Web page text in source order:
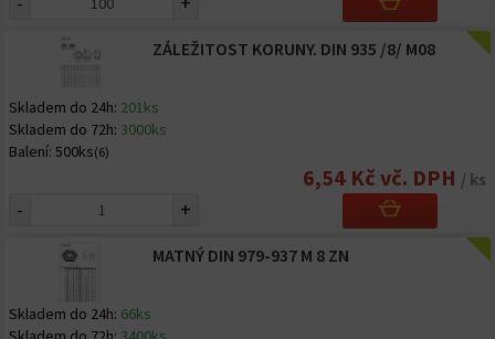
ZÁLEŽITOST KORUNY. DIN 935 /8/ M08
Skladem do 24h: 201ks
Skladem do 72h: 3000ks
Balení: 500ks(6)
6,54 Kč vč. DPH / ks
- +
MATNÝ DIN 979-937 M 8 ZN
Skladem do 24h: 66ks